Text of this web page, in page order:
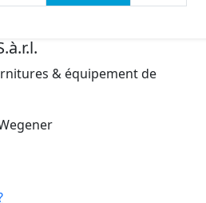
& équipement de